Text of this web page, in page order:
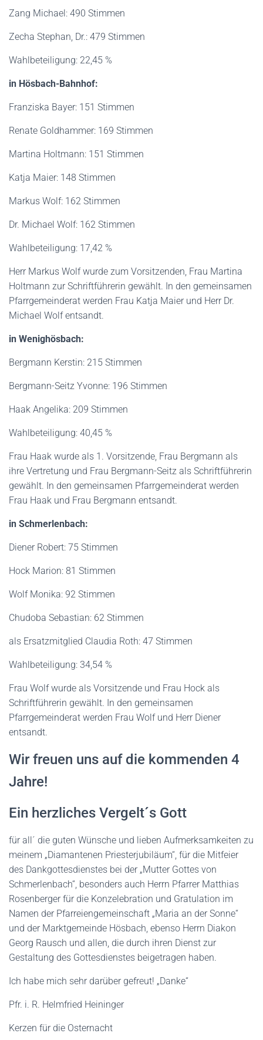
Zang Michael: 490 Stimmen
Zecha Stephan, Dr.: 479 Stimmen
Wahlbeteiligung: 22,45 %
in Hösbach-Bahnhof:
Franziska Bayer: 151 Stimmen
Renate Goldhammer: 169 Stimmen
Martina Holtmann: 151 Stimmen
Katja Maier: 148 Stimmen
Markus Wolf: 162 Stimmen
Dr. Michael Wolf: 162 Stimmen
Wahlbeteiligung: 17,42 %
Herr Markus Wolf wurde zum Vorsitzenden, Frau Martina
Holtmann zur Schriftführerin gewählt. In den gemeinsamen
Pfarrgemeinderat werden Frau Katja Maier und Herr Dr.
Michael Wolf entsandt.
in Wenighösbach:
Bergmann Kerstin: 215 Stimmen
Bergmann-Seitz Yvonne: 196 Stimmen
Haak Angelika: 209 Stimmen
Wahlbeteiligung: 40,45 %
Frau Haak wurde als 1. Vorsitzende, Frau Bergmann als
ihre Vertretung und Frau Bergmann-Seitz als Schriftführerin
gewählt. In den gemeinsamen Pfarrgemeinderat werden
Frau Haak und Frau Bergmann entsandt.
in Schmerlenbach:
Diener Robert: 75 Stimmen
Hock Marion: 81 Stimmen
Wolf Monika: 92 Stimmen
Chudoba Sebastian: 62 Stimmen
als Ersatzmitglied Claudia Roth: 47 Stimmen
Wahlbeteiligung: 34,54 %
Frau Wolf wurde als Vorsitzende und Frau Hock als
Schriftführerin gewählt. In den gemeinsamen
Pfarrgemeinderat werden Frau Wolf und Herr Diener
entsandt.
Wir freuen uns auf die kommenden 4
Jahre!
Ein herzliches Vergelt´s Gott
für all´ die guten Wünsche und lieben Aufmerksamkeiten zu
meinem „Diamantenen Priesterjubiläum“, für die Mitfeier
des Dankgottesdienstes bei der „Mutter Gottes von
Schmerlenbach“, besonders auch Herrn Pfarrer Matthias
Rosenberger für die Konzelebration und Gratulation im
Namen der Pfarreiengemeinschaft „Maria an der Sonne“
und der Marktgemeinde Hösbach, ebenso Herrn Diakon
Georg Rausch und allen, die durch ihren Dienst zur
Gestaltung des Gottesdienstes beigetragen haben.
Ich habe mich sehr darüber gefreut! „Danke“
Pfr. i. R. Helmfried Heininger
Kerzen für die Osternacht